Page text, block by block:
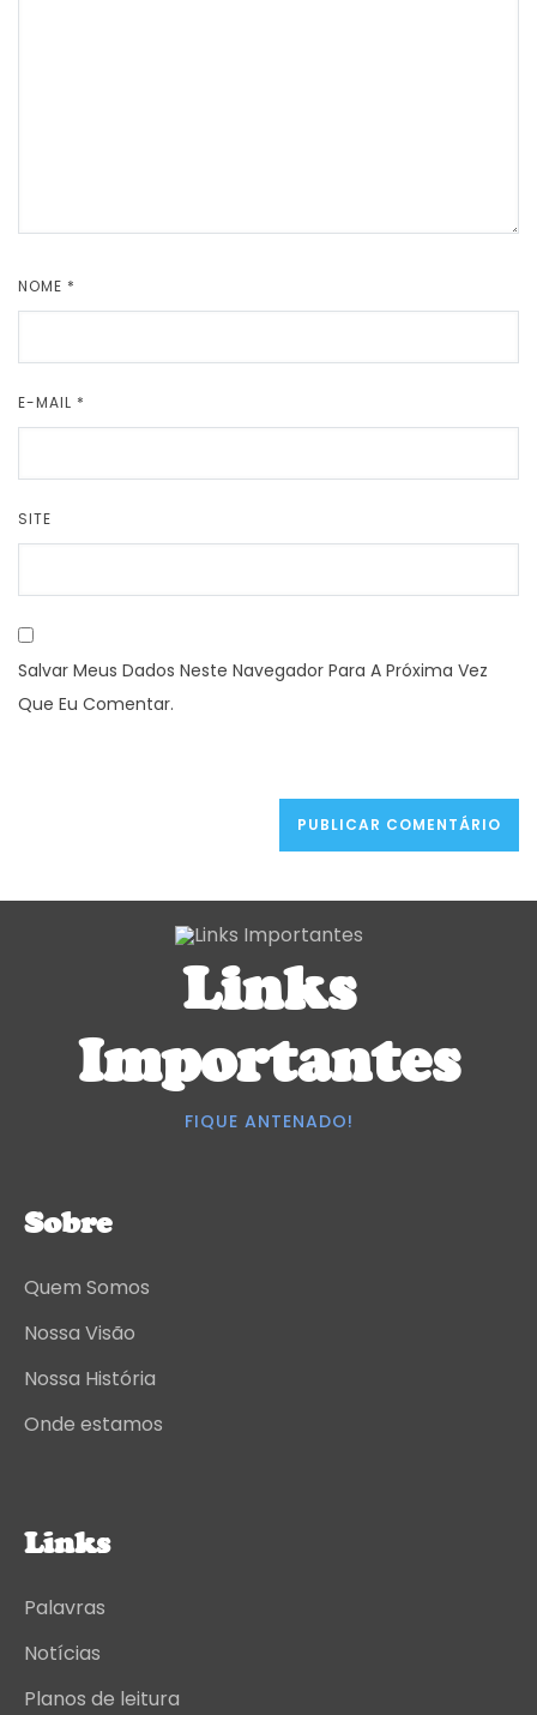
NOME *
E-MAIL *
SITE
Salvar Meus Dados Neste Navegador Para A Próxima Vez
Que Eu Comentar.
Links
Importantes
FIQUE ANTENADO!
Sobre
Quem Somos
Nossa Visão
Nossa História
Onde estamos
Links
Palavras
Notícias
Planos de leitura